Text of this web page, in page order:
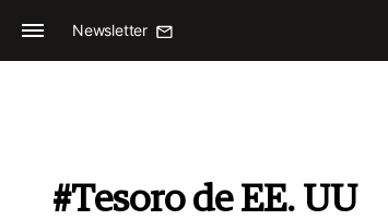
Newsletter
#Tesoro de EE. UU